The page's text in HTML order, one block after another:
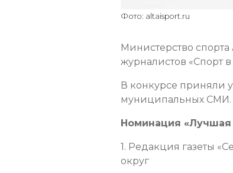
Фото: altaisport.ru
Министерство спорта
журналистов «Спорт
В конкурсе приняли
муниципальных СМИ.
Номинация «Лучшая
1. Редакция газеты
округ